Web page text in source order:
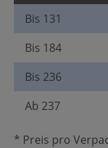
Bis 131
Bis 184
Bis 236
Ab 237
* Preis pro